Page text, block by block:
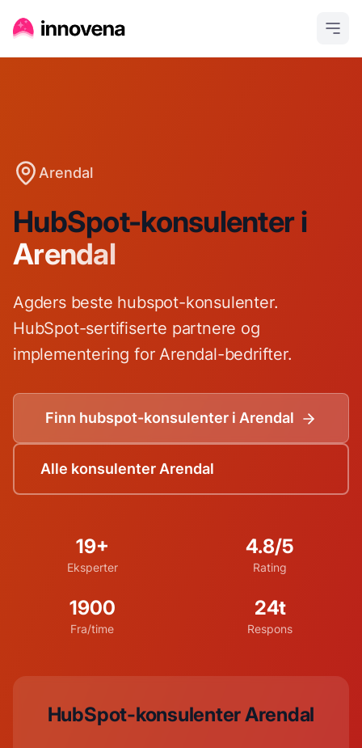
Arendal
HubSpot-konsulenter i
Arendal
Agders beste hubspot-konsulenter.
HubSpot-sertifiserte partnere og
implementering for Arendal-bedrifter.
Finn hubspot-konsulenter i Arendal
Alle konsulenter Arendal
19+
Eksperter
4.8/5
Rating
1900
Fra/time
24t
Respons
HubSpot-konsulenter Arendal